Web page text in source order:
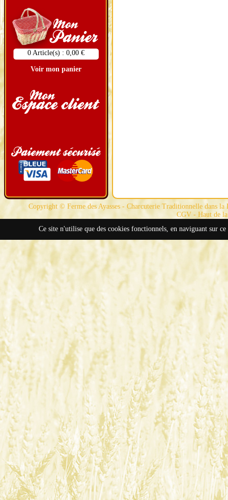
0 Article(s) : 0,00 €
Voir mon panier
Copyright © Ferme des Ayasses - Charcuterie Traditionnelle dans
CGV- Haut de
Ce site n'utilise que des cookies fonctionnels, en naviguant sur